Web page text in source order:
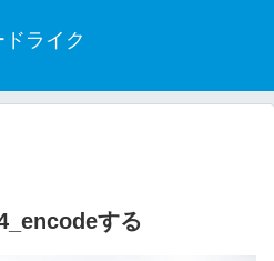
ドライク
する